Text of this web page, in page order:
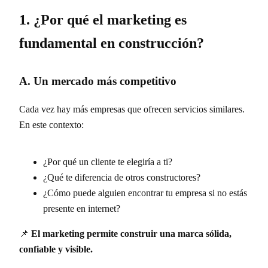
1. ¿Por qué el marketing es
fundamental en construcción?
A. Un mercado más competitivo
Cada vez hay más empresas que ofrecen servicios similares.
En este contexto:
¿Por qué un cliente te elegiría a ti?
¿Qué te diferencia de otros constructores?
¿Cómo puede alguien encontrar tu empresa si no estás
presente en internet?
📌 El marketing permite construir una marca sólida,
confiable y visible.